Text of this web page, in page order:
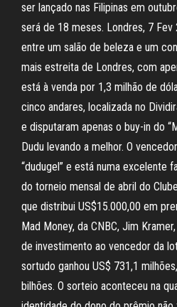
ser lançado nas Filipinas em
será de 18 meses. Londres, 7
entre um salão de beleza e um
mais estreita de Londres, com
está à venda por 1,3 milhão de
cinco andares, localizada no
e disputaram apenas o buy-in do
Dudu levando a melhor. O
“dudugel” e está numa excelente
do torneio mensal de abril do
que distribui US$15.000,00 em
Mad Money, da CNBC, Jim
de investimento ao vencedor da
sortudo ganhou US$ 731,1
bilhões. O sorteio aconteceu na